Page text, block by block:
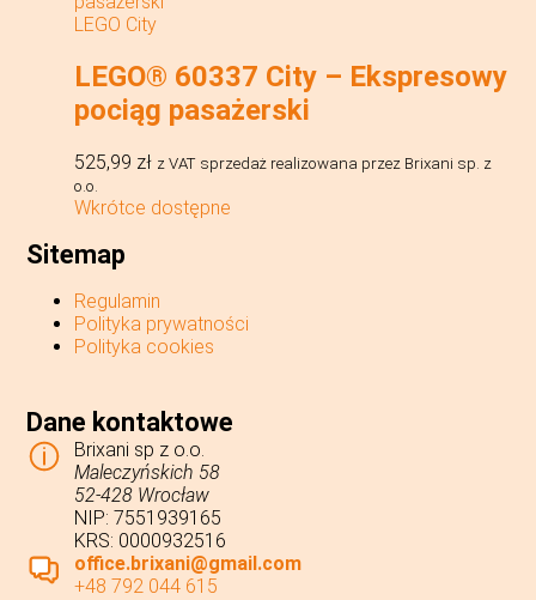
LEGO City
LEGO® 60337 City – Ekspresowy
pociąg pasażerski
525,99 zł z VAT sprzedaż realizowana przez Brixani sp. z
o.o.
Wkrótce dostępne
Sitemap
Regulamin
Polityka prywatności
Polityka cookies
Dane kontaktowe
Brixani sp z o.o.
Maleczyńskich 58
52-428 Wrocław
NIP: 7551939165
KRS: 0000932516
office.brixani@gmail.com
+48 792 044 615